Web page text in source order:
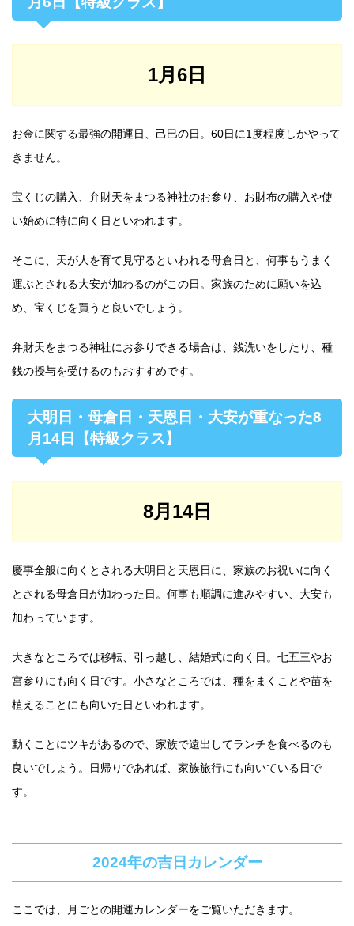
1月6日
お金に関する最強の開運日、己巳の日。60日に1度程度しかやって
きません。
宝くじの購入、弁財天をまつる神社のお参り、お財布の購入や使
い始めに特に向く日といわれます。
そこに、天が人を育て見守るといわれる母倉日と、何事もうまく
運ぶとされる大安が加わるのがこの日。家族のために願いを込
め、宝くじを買うと良いでしょう。
弁財天をまつる神社にお参りできる場合は、銭洗いをしたり、種
銭の授与を受けるのもおすすめです。
大明日・母倉日・天恩日・大安が重なった8
月14日【特級クラス】
8月14日
慶事全般に向くとされる大明日と天恩日に、家族のお祝いに向く
とされる母倉日が加わった日。何事も順調に進みやすい、大安も
加わっています。
大きなところでは移転、引っ越し、結婚式に向く日。七五三やお
宮参りにも向く日です。小さなところでは、種をまくことや苗を
植えることにも向いた日といわれます。
動くことにツキがあるので、家族で遠出してランチを食べるのも
良いでしょう。日帰りであれば、家族旅行にも向いている日で
す。
2024年の吉日カレンダー
ここでは、月ごとの開運カレンダーをご覧いただきます。